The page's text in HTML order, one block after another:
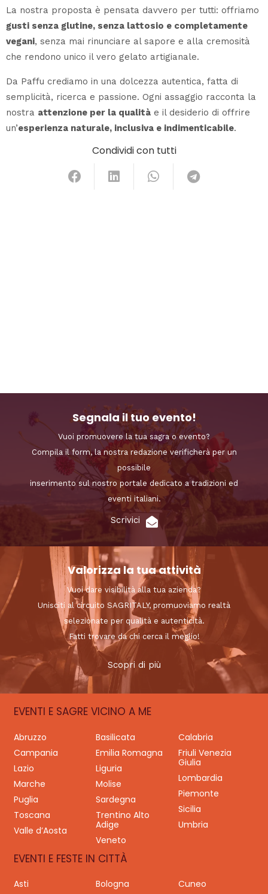
La nostra proposta è pensata davvero per tutti: offriamo
gusti senza glutine, senza lattosio e completamente
vegani, senza mai rinunciare al sapore e alla cremosità
che rendono unico il vero gelato artigianale.
Da Paffu crediamo in una dolcezza autentica, fatta di
semplicità, ricerca e passione. Ogni assaggio racconta la
nostra attenzione per la qualità e il desiderio di offrire
un’esperienza naturale, inclusiva e indimenticabile.
Condividi con tutti
Segnala il tuo evento!
Vuoi promuovere la tua sagra o evento?
Compila il form, la nostra redazione verificherà per un
possibile
inserimento sul nostro portale dedicato a tradizioni ed
eventi italiani.
Scrivici
Valorizza la tua attività
Vuoi dare visibilità alla tua azienda?
Unisciti al circuito SAGRITALY, promuoviamo realtà
selezionate per qualità e autenticità.
Fatti trovare da chi cerca il meglio!
Scopri di più
EVENTI E SAGRE VICINO A ME
Abruzzo Basilicata
Calabria
Campania
Emilia Romagna
Friuli Venezia
Giulia
Lazio
Liguria
Lombardia
Marche
Molise
Piemonte
Puglia
Sardegna
Sicilia
Toscana
Trentino Alto
Adige
Umbria
Valle d’Aosta
Veneto
EVENTI E FESTE IN CITTÀ
Asti Bologna
Cuneo